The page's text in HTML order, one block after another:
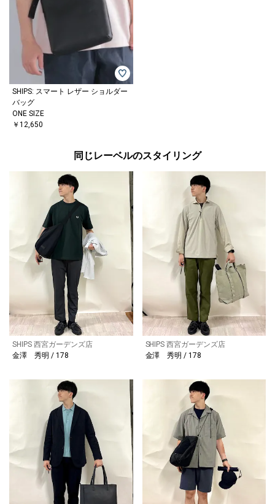
SHIPS: スマート レザー ショルダー
バッグ
ONE SIZE
￥12,650
同じレーベルのスタイリング
SHIPS 西宮ガーデンズ店
金澤 秀明 / 178
SHIPS 西宮ガーデンズ店
金澤 秀明 / 178